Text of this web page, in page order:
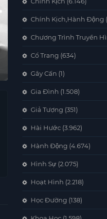
Chính Kịch,Hành Động
Chương Trình Truyền
Cổ Trang (634)
Gây Cấn (1)
Gia Đình (1.508)
Giả Tượng (351)
Hài Hước (3.962)
Hành Động (4.674)
Hình Sự (2.075)
Hoạt Hình (2.218)
Học Đường (138)